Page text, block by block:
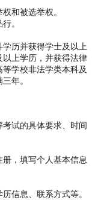
和被选举权。
。
学历并获得学士及以上
上学历，并获得法律
学校非法学类本科及
年。
试的具体要求、时间
，填写个人基本信息
信息、联系方式等。